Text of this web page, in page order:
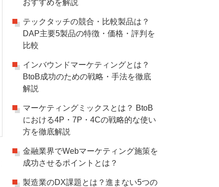
おすすめを解説
テックタッチの競合・比較製品は？
DAP主要5製品の特徴・価格・評判を
比較
インバウンドマーケティングとは？
BtoB成功のための戦略・手法を徹底
解説
マーケティングミックスとは？ BtoB
における4P・7P・4Cの戦略的な使い
方を徹底解説
金融業界でWebマーケティング施策を
成功させるポイントとは？
製造業のDX課題とは？進まない5つの